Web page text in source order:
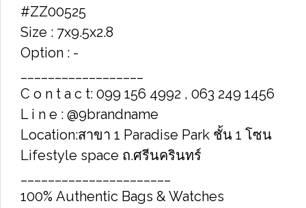
#ZZ00525
Size : 7x9.5x2.8
Option : -
C o n t a c t: 099 156 4992 , 063 249 1456
L i n e : @9brandname
Location:สาขา 1 Paradise Park ชั้น 1 โซน
Lifestyle space ถ.ศรีนครินทร์
100% Authentic Bags & Watches